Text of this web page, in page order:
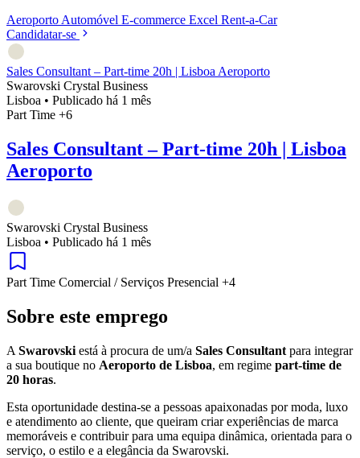
Aeroporto Automóvel E-commerce Excel Rent-a-Car
Candidatar-se
Sales Consultant – Part-time 20h | Lisboa Aeroporto
Swarovski Crystal Business
Lisboa • Publicado há 1 mês
Part Time +6
Sales Consultant – Part-time 20h | Lisboa
Aeroporto
Swarovski Crystal Business
Lisboa • Publicado há 1 mês
Part Time Comercial / Serviços Presencial +4
Sobre este emprego
A Swarovski está à procura de um/a Sales Consultant para integrar
a sua boutique no Aeroporto de Lisboa, em regime part-time de
20 horas.
Esta oportunidade destina-se a pessoas apaixonadas por moda, luxo
e atendimento ao cliente, que queiram criar experiências de marca
memoráveis e contribuir para uma equipa dinâmica, orientada para o
serviço, o estilo e a elegância da Swarovski.